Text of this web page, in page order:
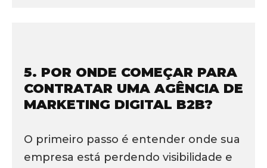
5. POR ONDE COMEÇAR PARA
CONTRATAR UMA AGÊNCIA DE
MARKETING DIGITAL B2B?
O primeiro passo é entender onde sua
empresa está perdendo visibilidade e